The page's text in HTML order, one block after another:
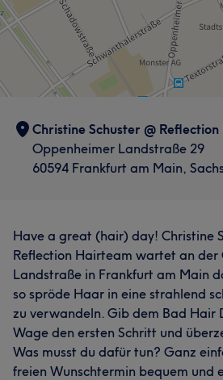
Christine Schuster @
Oppenheimer Landstraße 29
60594 Frankfurt am Main,
Have a great (hair) day! Christine
Reflection Hairteam wartet an der
Landstraße in Frankfurt am Main
so spröde Haar in eine strahlend
zu verwandeln. Gib dem Bad Hair
Wage den ersten Schritt und
Was musst du dafür tun? Ganz
freien Wunschtermin bequem und